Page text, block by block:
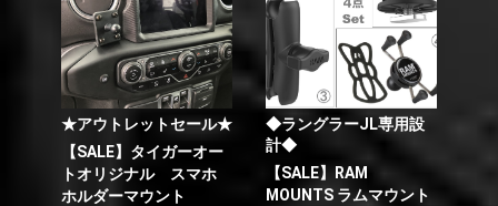
★アウトレットセール★
【SALE】タイガーオー
トオリジナル スマホ
ホルダーマウント
◆ラングラーJL専用設
計◆
【SALE】RAM
MOUNTS ラムマウント